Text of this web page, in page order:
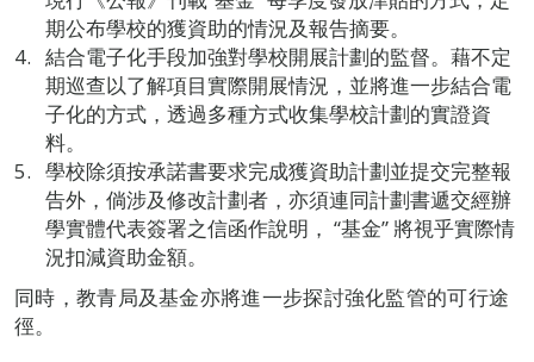
期公布學校的獲資助的情況及報告摘要。
結合電子化手段加強對學校開展計劃的監督。藉不定
期巡查以了解項目實際開展情況，並將進一步結合電
子化的方式，透過多種方式收集學校計劃的實證資
料。
學校除須按承諾書要求完成獲資助計劃並提交完整報
告外，倘涉及修改計劃者，亦須連同計劃書遞交經辦
學實體代表簽署之信函作說明， “基金” 將視乎實際情
況扣減資助金額。
同時，教青局及基金亦將進一步探討強化監管的可行途
徑。